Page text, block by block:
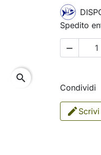
search
Spedito

Condividi